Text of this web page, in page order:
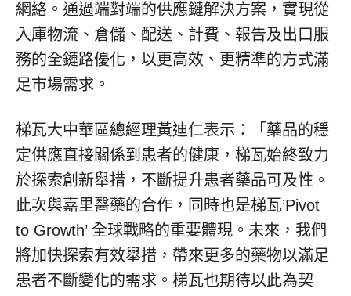
網絡。通過端對端的供應鏈解決方案，實現從
入庫物流、倉儲、配送、計費、報告及出口服
務的全鏈路優化，以更高效、更精準的方式滿
足市場需求。
梯瓦大中華區總經理黃迪仁表示：「藥品的穩
定供應直接關係到患者的健康，梯瓦始終致力
於探索創新舉措，不斷提升患者藥品可及性。
此次與嘉里醫藥的合作，同時也是梯瓦’Pivot
to Growth’ 全球戰略的重要體現。未來，我們
將加快探索有效舉措，帶來更多的藥物以滿足
患者不斷變化的需求。梯瓦也期待以此為契